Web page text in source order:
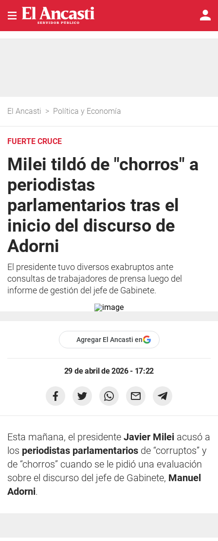
El Ancasti > Política y Economía
FUERTE CRUCE
Milei tildó de "chorros" a
periodistas
parlamentarios tras el
inicio del discurso de
Adorni
El presidente tuvo diversos exabruptos ante
consultas de trabajadores de prensa luego del
informe de gestión del jefe de Gabinete.
Agregar El Ancasti en
29 de abril de 2026 - 17:22
Esta mañana, el presidente Javier Milei acusó a
los periodistas parlamentarios de “corruptos” y
de “chorros” cuando se le pidió una evaluación
sobre el discurso del jefe de Gabinete, Manuel
Adorni.